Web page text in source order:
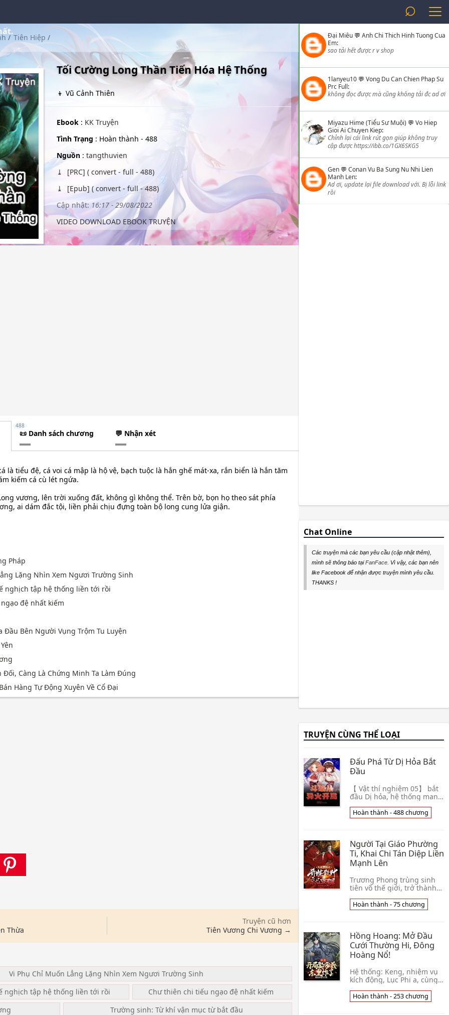
⌕
/ Tiên Hiệp /
Tối Cường Long Thần Tiến Hóa Hệ Thống
👦 Vũ Cảnh Thiên
Ebook : KK Truyện
Tình Trạng : Hoàn thành - 488
Nguồn: tangthuvien
[PRC] ( convert - full - 488)
[Epub] ( convert - full - 488)
Cập nhật:16:17 - 29/08/2022
VIDEO DOWNLOAD EBOOK TRUYỆN
📜 Danh sách chương
488
💬 Nhận xét
là tiểu đệ, cá voi cá mập là hộ vệ, bạch tuộc là hắn ghế mát-xa, rắn biển là hắn tăm
kiếm cá cù lét ngứa.
vương, lên trời xuống đất, không gì không thể. Trên bờ, bọn họ theo sát phía
ai dám đắc tội, liền phải chịu đựng toàn bộ long cung lửa giận.
Pháp
Lặng Nhìn Xem Ngươi Trường Sinh
nghịch tập hệ thống liền tới rồi
đệ nhất kiếm
Đầu Bên Người Vụng Trộm Tu Luyện
Đối, Càng Là Chứng Minh Ta Làm Đúng
Hàng Tự Động Xuyên Về Cổ Đại
Thừa
Truyện cũ hơn
Tiên Vương Chi Vương →
Vi Phụ Chỉ Muốn Lẳng Lặng Nhìn Xem Ngươi Trường Sinh
nghịch tập hệ thống liền tới rồi
Chư thiên chi tiếu ngạo đệ nhất kiếm
Trường sinh: Từ khí vận mục từ bắt đầu
Đại Miêu 💬 Anh Chi Thich Hinh Tuong Cua
Em:
sao tải hết được r v shop
1lanyeu10 💬 Vong Du Can Chien Phap Su
Prc Full:
không đọc được mà cũng không tải đc ad ơi
Miyazu Hime (Tiểu Sư Muội) 💬 Vo Hiep
Gioi Ai Chuyen Kiep:
Chỉnh lại cái link rút gọn giúp không truy
cập được https://ibb.co/1GX6SKG5
Gen 💬 Conan Vu Ba Sung Nu Nhi Lien
Manh Len:
Ad ơi, update lại file download với. Bị lỗi link
rồi
Chat Online
Các truyện mà các bạn yêu cầu (cập nhật thêm),
mình sẽ thông báo tạiFanFace . Vì vậy, các bạn nên
like Facebook để nhận được truyện mình yêu cầu.
THANKS !
TRUYỆN CÙNG THỂ LOẠI
Đấu Phá Từ Dị Hỏa Bắt
Đầu
【 Vật thí nghiệm 05】 bắt
đầu Dị hỏa, hệ thống mang
qua đến đấu phá thế giới,
mở ra siêu phàm yêu nhau
Hoàn thành - 488 chương
Người Tại Giáo Phường
Ti, Khai Chi Tán Diệp Liền
Mạnh Lên
Trương Phong trùng sinh
tiên võ thế giới, trở thành
đại danh môn vọng tộc tử
đệ. Nhưng bởi vì tư chất
Hoàn thành - 75 chương
Hồng Hoang: Mở Đầu
Cưới Thường Hi, Đông
Hoàng Nổ!
Hệ thống: Keng, nhiệm vụ
kích động, Lục Phi a, cùng
cướp Đông Hoàng nữ nhân!
Lục Phi: Hệ thống? Ta là loại
Hoàn thành - 253 chương